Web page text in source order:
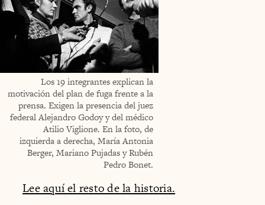
Los 19 integrantes explican la
motivación del plan de fuga frente a la
prensa. Exigen la presencia del juez
federal Alejandro Godoy y del médico
Atilio Viglione. En la foto, de
izquierda a derecha, María Antonia
Berger, Mariano Pujadas y Rubén
Pedro Bonet.
Lee aquí el resto de la historia.